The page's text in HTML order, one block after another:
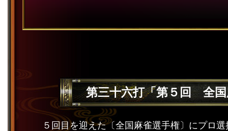
第三十六打「第５回 全
５回目を迎えた〔全国麻雀選手権〕にプロ